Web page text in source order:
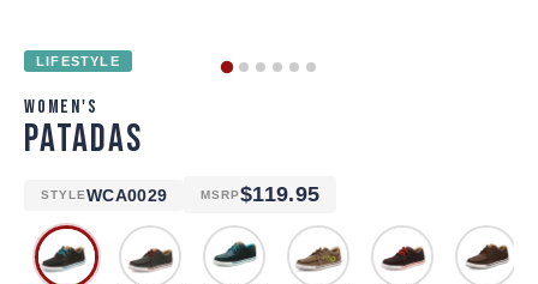
LIFESTYLE
WOMEN'S
PATADAS
STYLEWCA0029 MSRP$119.95